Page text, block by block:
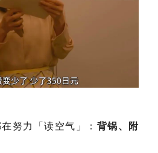
努力「读空气」： 背锅、附